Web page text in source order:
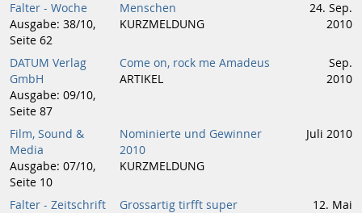
Falter - Woche
Ausgabe: 38/10,
Seite 62
Menschen
KURZMELDUNG
24. Sep.
2010
DATUM Verlag
GmbH
Ausgabe: 09/10,
Seite 87
Come on, rock me Amadeus
ARTIKEL
Sep.
2010
Film, Sound &
Media
Ausgabe: 07/10,
Seite 10
Nominierte und Gewinner
2010
KURZMELDUNG
Juli 2010
Falter - Zeitschrift
Grossartig tirfft super
12. Mai